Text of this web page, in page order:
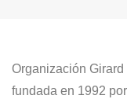
Organización
fundada en 1992